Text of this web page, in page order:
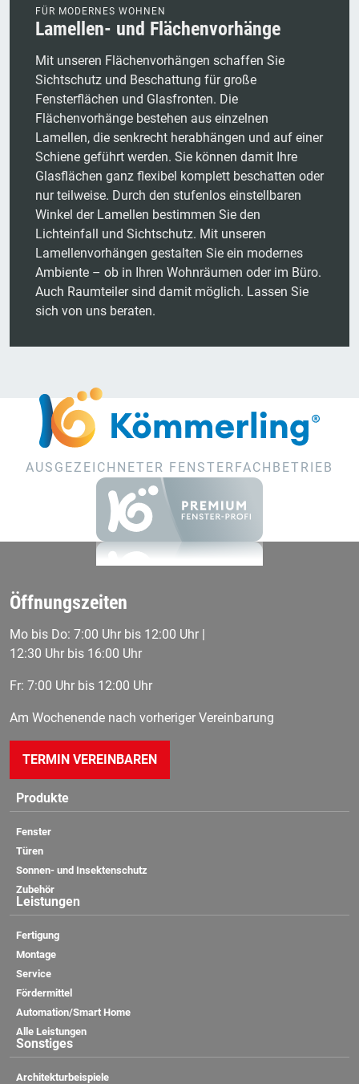
FÜR MODERNES WOHNEN
Lamellen- und Flächenvorhänge
Mit unseren Flächenvorhängen schaffen Sie
Sichtschutz und Beschattung für große
Fensterflächen und Glasfronten. Die
Flächenvorhänge bestehen aus einzelnen
Lamellen, die senkrecht herabhängen und auf einer
Schiene geführt werden. Sie können damit Ihre
Glasflächen ganz flexibel komplett beschatten oder
nur teilweise. Durch den stufenlos einstellbaren
Winkel der Lamellen bestimmen Sie den
Lichteinfall und Sichtschutz. Mit unseren
Lamellenvorhängen gestalten Sie ein modernes
Ambiente – ob in Ihren Wohnräumen oder im Büro.
Auch Raumteiler sind damit möglich. Lassen Sie
sich von uns beraten.
AUSGEZEICHNETER FENSTERFACHBETRIEB
Öffnungszeiten
Mo bis Do: 7:00 Uhr bis 12:00 Uhr |
12:30 Uhr bis 16:00 Uhr
Fr: 7:00 Uhr bis 12:00 Uhr
Am Wochenende nach vorheriger Vereinbarung
TERMIN VEREINBAREN
Produkte
Fenster
Türen
Sonnen- und Insektenschutz
Zubehör
Leistungen
Fertigung
Montage
Service
Fördermittel
Automation/Smart Home
Alle Leistungen
Sonstiges
Architekturbeispiele